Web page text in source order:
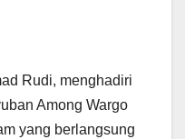
Rudi, menghadiri
Among Wargo
yang berlangsung